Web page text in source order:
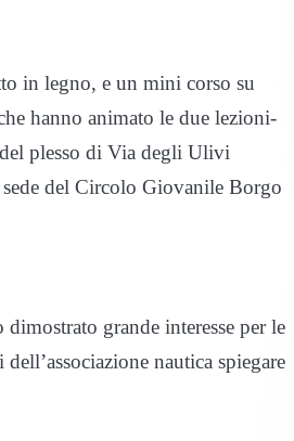
in legno, e un mini corso su
hanno animato le due lezioni-
del plesso di Via degli Ulivi
del Circolo Giovanile Borgo
grande interesse per le
nautica spiegare